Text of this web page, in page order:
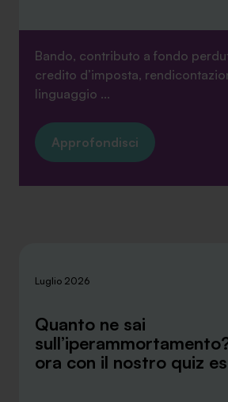
Bando, contributo a fondo
credito d’imposta,
linguaggio ...
Approfondisci
Luglio 2026
Quanto ne sai
ora con il nostro quiz